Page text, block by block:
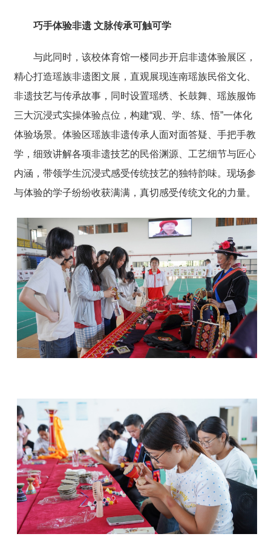
巧手体验非遗 文脉传承可触可学
与此同时，该校体育馆一楼同步开启非遗体验展区，
精心打造瑶族非遗图文展，直观展现连南瑶族民俗文化、
非遗技艺与传承故事，同时设置瑶绣、长鼓舞、瑶族服饰
三大沉浸式实操体验点位，构建“观、学、练、悟”一体化
体验场景。体验区瑶族非遗传承人面对面答疑、手把手教
学，细致讲解各项非遗技艺的民俗渊源、工艺细节与匠心
内涵，带领学生沉浸式感受传统技艺的独特韵味。现场参
与体验的学子纷纷收获满满，真切感受传统文化的力量。